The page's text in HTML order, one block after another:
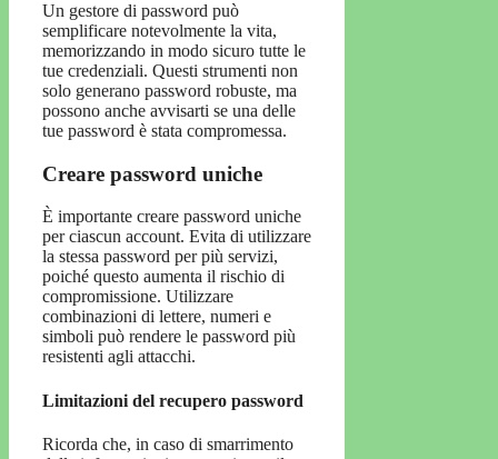
Un gestore di password può
semplificare notevolmente la vita,
memorizzando in modo sicuro tutte le
tue credenziali. Questi strumenti non
solo generano password robuste, ma
possono anche avvisarti se una delle
tue password è stata compromessa.
Creare password uniche
È importante creare password uniche
per ciascun account. Evita di utilizzare
la stessa password per più servizi,
poiché questo aumenta il rischio di
compromissione. Utilizzare
combinazioni di lettere, numeri e
simboli può rendere le password più
resistenti agli attacchi.
Limitazioni del recupero password
Ricorda che, in caso di smarrimento